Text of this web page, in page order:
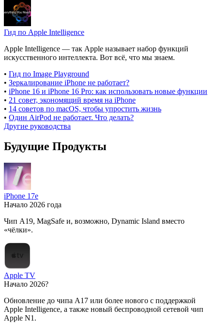
Гид по Apple Intelligence
Apple Intelligence — так Apple называет набор функций
искусственного интеллекта. Вот всё, что мы знаем.
• Гид по Image Playground
• Зеркалирование iPhone не работает?
• iPhone 16 и iPhone 16 Pro: как использовать новые функции
• 21 совет, экономящий время на iPhone
• 14 советов по macOS, чтобы упростить жизнь
• Один AirPod не работает. Что делать?
Другие руководства
Будущие Продукты
iPhone 17e
Начало 2026 года
Чип A19, MagSafe и, возможно, Dynamic Island вместо
«чёлки».
Apple TV
Начало 2026?
Обновление до чипа A17 или более нового с поддержкой
Apple Intelligence, а также новый беспроводной сетевой чип
Apple N1.